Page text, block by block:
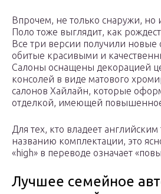
Впрочем, не только снаружи, но
Поло тоже выглядит, как
Все три версии получили новые
обитые красивыми и
Салоны оснащены декорацией
консолей в виде матового
салонов Хайлайн, которые
отделкой, имеющей повышенное
Для тех, кто владеет
названию комплектации, это
«high» в переводе означает
Лучшее семейное